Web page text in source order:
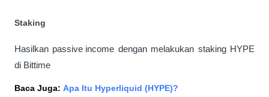
Staking
Hasilkan passive income dengan melakukan staking HYPE
di Bittime
Baca Juga: Apa Itu Hyperliquid (HYPE)?